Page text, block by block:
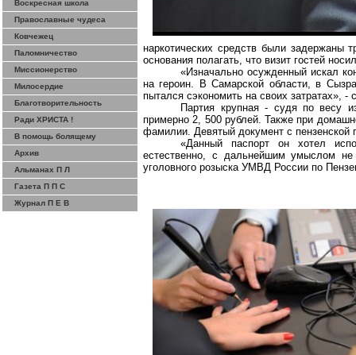
Воскресная школа
Православные чудеса
Ковчежец
Паломничество
Миссионерство
Милосердие
Благотворительность
Ради ХРИСТА !
В помощь болящему
Архив
Альманах П Л
Газета П П С
Журнал П Е В
наркотических средств были задержаны
основания полагать, что визит гостей
«Изначально осужденный искал
на героин. В Самарской области, в
пытался сэкономить на своих затратах»,
Партия крупная - судя по весу
примерно 2, 500 рублей. Также при
фамилии. Девятый документ с пензенской
«Данный паспорт он хотел
естественно, с дальнейшим умыслом не
уголовного розыска УМВД России по